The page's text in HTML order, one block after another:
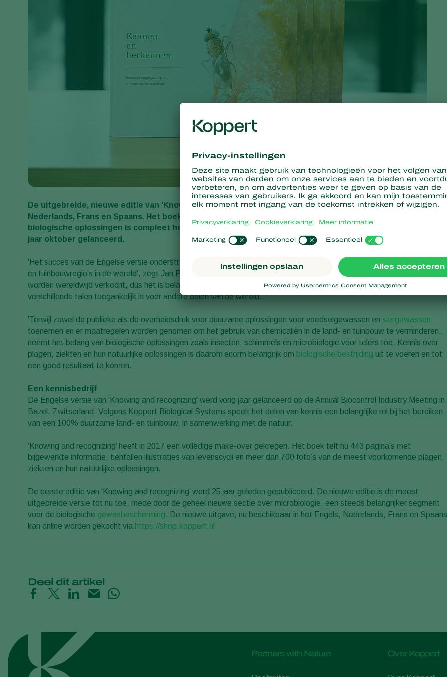
De uitgebreide, nieuwe editie van 'Knowing and recognizing' is sinds woensdag ook beschikbaar in het
Nederlands, Frans en Spaans. Het boek van Koppert Biological Systems over plagen, ziekten en hun
biologische oplossingen is compleet herzien en uitgebreid. De Engelse versie van dit naslagwerk werd
jaar oktober gelanceerd.
'Het succes van de Engelse versie onderstreepte de behoefte om de informatie beschikbaar te hebben voor andere
en tuinbouwregio's in de wereld', zegt Jan Piet Bak, communicatiespecialist bij Koppert. 'Onze biologische oplossingen
worden wereldwijd verkocht, dus het is belangrijk dat informatie over de meest voorkomende ziekten en plagen in
verschillende talen toegankelijk is voor andere delen van de wereld.
'Terwijl zowel de publieke als de overheidsdruk voor duurzame oplossingen voor voedselgewassen en siergewassen
toenemen en er maatregelen worden genomen om het gebruik van chemicaliën in de land- en tuinbouw te verminderen,
neemt het belang van biologische oplossingen zoals insecten, schimmels en microbiologie voor telers toe. Kennis over
plagen, ziekten en hun natuurlijke oplossingen is daarom enorm belangrijk om biologische bestrijding uit te voeren en tot
een goed resultaat te komen.
Een kennisbedrijf
De Engelse versie van 'Knowing and recognizing' werd vorig jaar gelanceerd op de Annual Biocontrol Industry Meeting in
Bazel, Zwitserland. Volgens Koppert Biological Systems speelt het delen van kennis een belangrijke rol bij het bereiken
van een 100% duurzame land- en tuinbouw, in samenwerking met de natuur.
‘Knowing and recognizing’ heeft in 2017 een volledige make-over gekregen. Het boek telt nu 443 pagina’s met
bijgewerkte informatie, tientallen illustraties van levenscycli en meer dan 700 foto’s van de meest voorkomende plagen,
ziekten en hun natuurlijke oplossingen.
De eerste editie van ‘Knowing and recognizing’ werd 25 jaar geleden gepubliceerd. De nieuwe editie is de meest
uitgebreide versie tot nu toe, mede door de geheel nieuwe sectie over microbiologie, een steeds belangrijker segment
voor de biologische gewasbescherming. De nieuwe uitgave, nu beschikbaar in het Engels, Nederlands, Frans en
kan online worden gekocht via https://shop.koppert.nl
Deel dit artikel
Partners with Nature Over Koppert